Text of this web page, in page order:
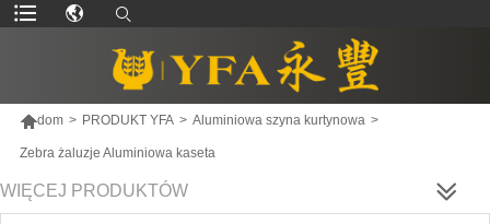
dom > PRODUKT YFA > Aluminiowa szyna kurtynowa >
Zebra żaluzje Aluminiowa kaseta
WIĘCEJ PRODUKTÓW